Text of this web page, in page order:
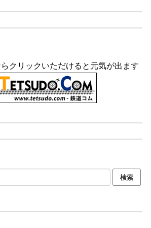
クリックいただけると元気が出ます